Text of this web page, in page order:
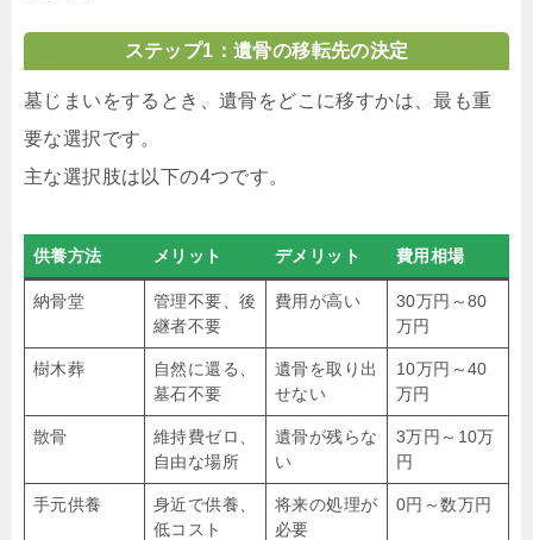
ステップ1：遺骨の移転先の決定
墓じまいをするとき、遺骨をどこに移すかは、最も重
要な選択です。
主な選択肢は以下の4つです。
供養方法 メリット デメリット 費用相場
納骨堂
管理不要、後
継者不要
費用が高い
30万円～80
万円
樹木葬
自然に還る、
墓石不要
遺骨を取り出
せない
10万円～40
万円
散骨
維持費ゼロ、
自由な場所
遺骨が残らな
い
3万円～10万
円
手元供養
身近で供養、
低コスト
将来の処理が
必要
0円～数万円